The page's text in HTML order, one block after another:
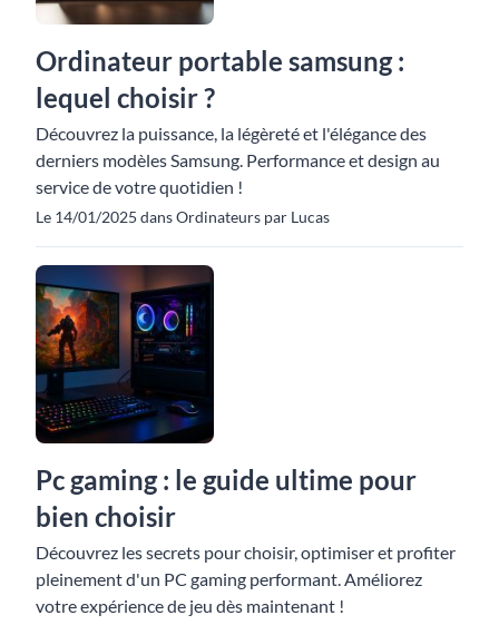
Ordinateur portable samsung :
lequel choisir ?
Découvrez la puissance, la légèreté et l'élégance des
derniers modèles Samsung. Performance et design au
service de votre quotidien !
Le 14/01/2025 dans Ordinateurs par Lucas
Pc gaming : le guide ultime pour
bien choisir
Découvrez les secrets pour choisir, optimiser et profiter
pleinement d'un PC gaming performant. Améliorez
votre expérience de jeu dès maintenant !